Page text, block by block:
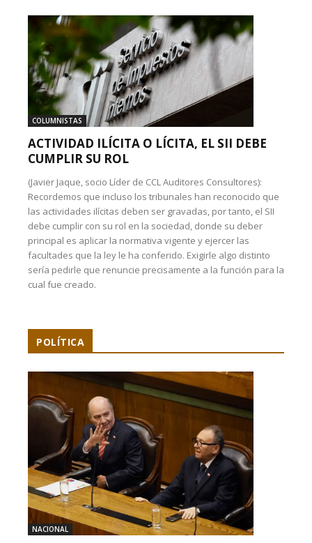
COLUMNISTAS
ACTIVIDAD ILÍCITA O LÍCITA, EL SII DEBE
CUMPLIR SU ROL
(Javier Jaque, socio Líder de CCL Auditores Consultores):
Recordemos que incluso los tribunales han reconocido que
las actividades ilícitas deben ser gravadas, por tanto, el SII
debe cumplir con su rol en la sociedad, donde su deber
principal es aplicar la normativa vigente y ejercer las
facultades que la ley le ha conferido. Exigirle algo distinto
sería pedirle que renuncie precisamente a la función para la
cual fue creado.
POLÍTICA
NACIONAL